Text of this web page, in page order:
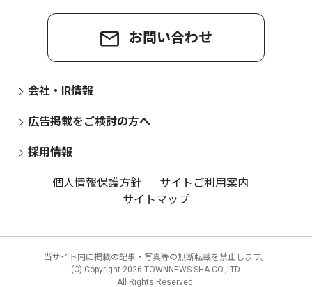
お問い合わせ
会社・IR情報
広告掲載をご検討の方へ
採用情報
個人情報保護方針
サイトご利用案内
サイトマップ
当サイト内に掲載の記事・写真等の無断転載を禁止します。
(C) Copyright 2026 TOWNNEWS-SHA CO.,LTD.
All Rights Reserved.